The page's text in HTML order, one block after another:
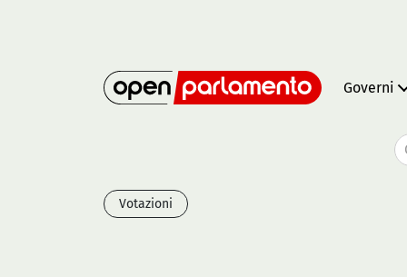
Governi
Votazioni